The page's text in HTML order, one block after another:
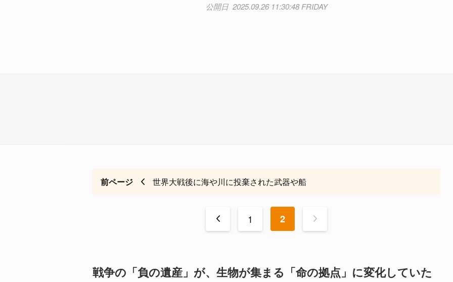
2025.09.26 11:30:48 FRIDAY
前ページ 世界大戦後に海や川に投棄された武器や船
< 1 2 >
戦争の「負の遺産」が、生物が集まる「命の拠点」に変化していた